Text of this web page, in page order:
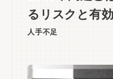
るリスクと有
人手不足